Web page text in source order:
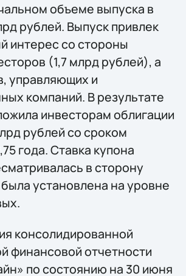
объеме выпуска в
рублей. Выпуск привлек
интерес со стороны
(1,7 млрд рублей), а
управляющих и
компаний. В результате
инвесторам облигации
рублей со сроком
года. Ставка купона
в сторону
установлена на уровне
консолидированной
финансовой отчетности
по состоянию на 30 июня